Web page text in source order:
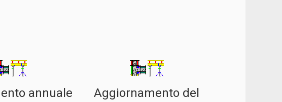
annuale
Aggiornamento del